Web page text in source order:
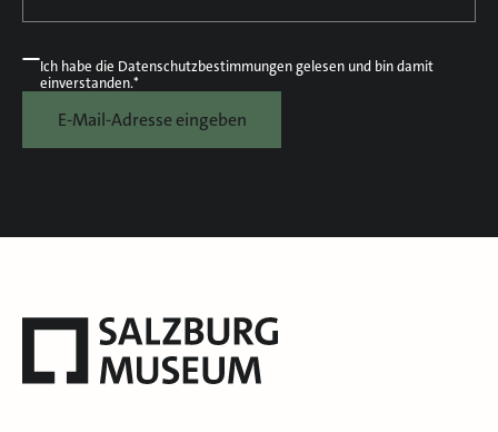
Ich habe die Datenschutzbestimmungengelesen und bin damit
einverstanden.*
E-Mail-Adresse eingeben